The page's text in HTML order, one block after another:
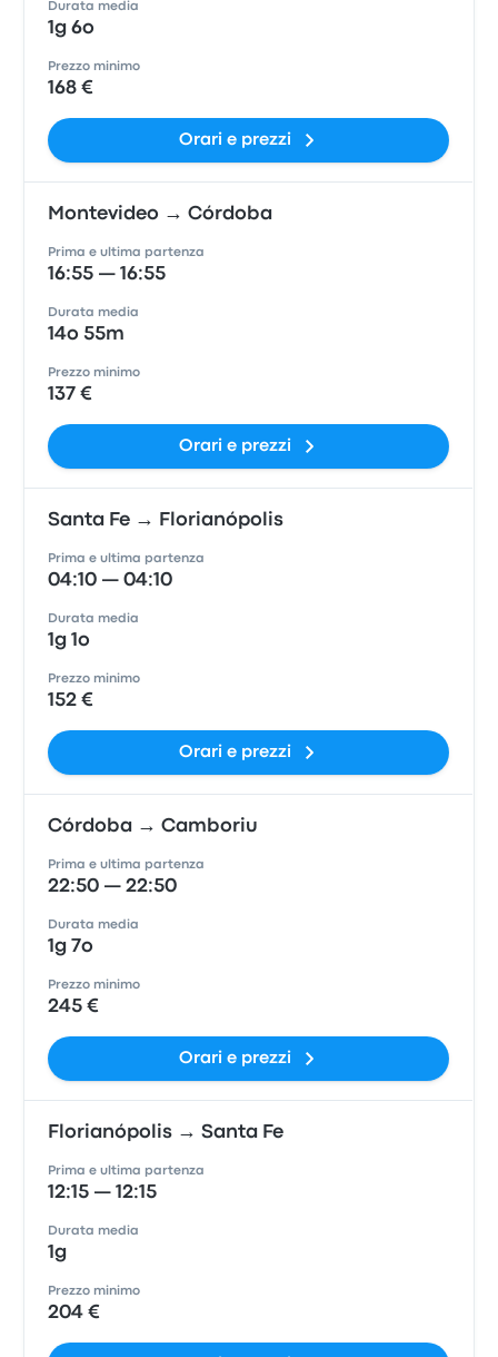
Durata media
1g 6o
Prezzo minimo
168 €
Orari e prezzi
Montevideo → Córdoba
Prima e ultima partenza
16:55 — 16:55
Durata media
14o 55m
Prezzo minimo
137 €
Orari e prezzi
Santa Fe → Florianópolis
Prima e ultima partenza
04:10 — 04:10
Durata media
1g 1o
Prezzo minimo
152 €
Orari e prezzi
Córdoba → Camboriu
Prima e ultima partenza
22:50 — 22:50
Durata media
1g 7o
Prezzo minimo
245 €
Orari e prezzi
Florianópolis → Santa Fe
Prima e ultima partenza
12:15 — 12:15
Durata media
1g
Prezzo minimo
204 €